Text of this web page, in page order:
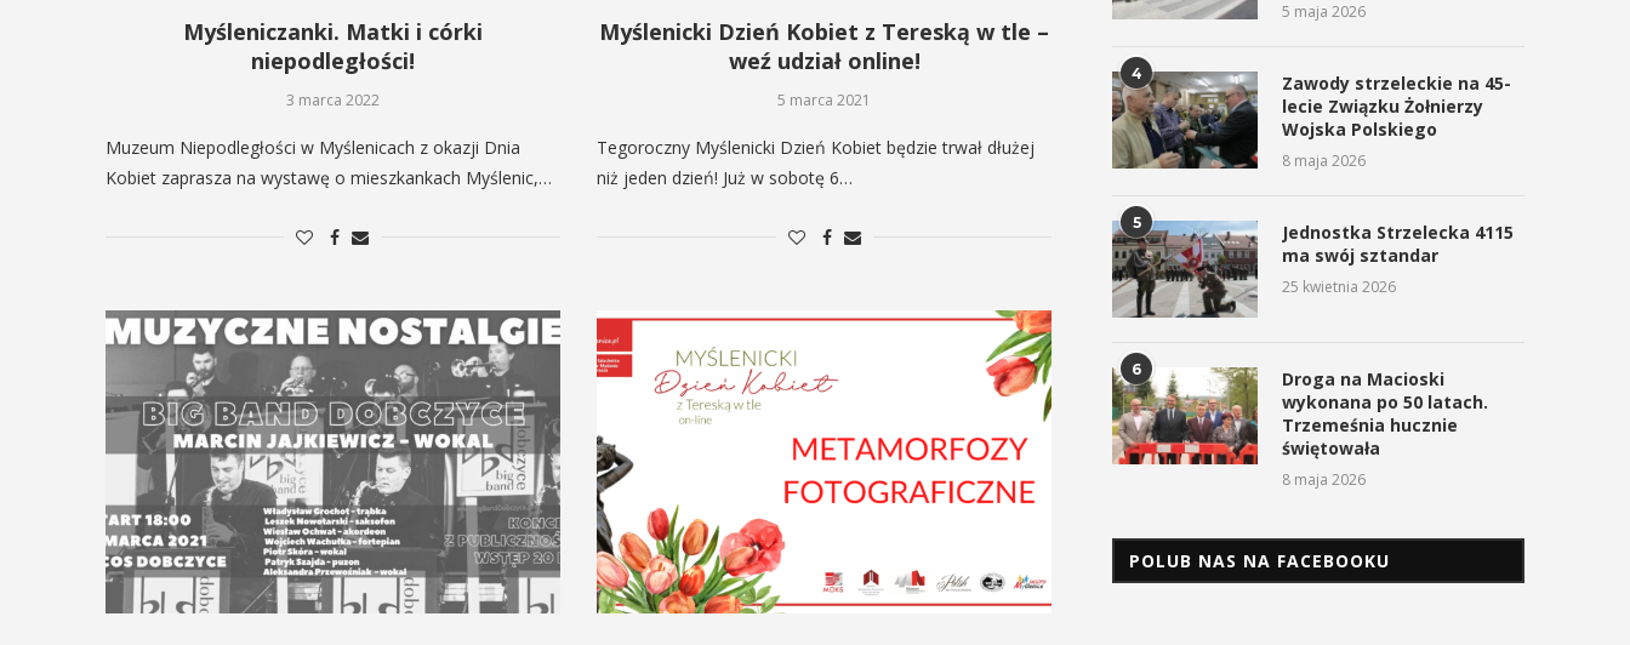
Myśleniczanki. Matki i córki
niepodległości!
3 marca 2022
Muzeum Niepodległości w Myślenicach z okazji Dnia
Kobiet zaprasza na wystawę o mieszkankach Myślenic,…
Myślenicki Dzień Kobiet z Tereską w tle –
weź udział online!
5 marca 2021
Tegoroczny Myślenicki Dzień Kobiet będzie trwał dłużej
niż jeden dzień! Już w sobotę 6…
5 maja 2026
4
Zawody strzeleckie na 45-
lecie Związku Żołnierzy
Wojska Polskiego
8 maja 2026
5
Jednostka Strzelecka 4115
ma swój sztandar
25 kwietnia 2026
6
Droga na Macioski
wykonana po 50 latach.
Trzemeśnia hucznie
świętowała
8 maja 2026
POLUB NAS NA FACEBOOKU